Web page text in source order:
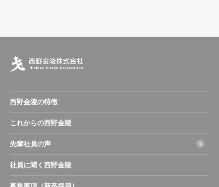
西野金陵の特徴
これからの西野金陵
先輩社員の声
社員に聞く西野金陵